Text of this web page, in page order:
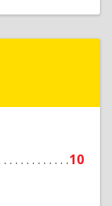
10
Подробнее